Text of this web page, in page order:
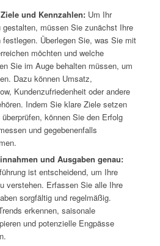
und Kennzahlen:Um Ihr
müssen Sie zunächst Ihre
Überlegen Sie, was Sie mit
möchten und welche
Sie im Auge behalten müssen, um
Dazu können Umsatz,
Kundenzufriedenheit oder andere
Indem Sie klare Ziele setzen
können Sie den Erfolg
und gegebenenfalls
und Ausgaben genau:
ist entscheidend, um Ihre
verstehen. Erfassen Sie alle Ihre
sorgfältig und regelmäßig.
erkennen, saisonale
und potenzielle Engpässe